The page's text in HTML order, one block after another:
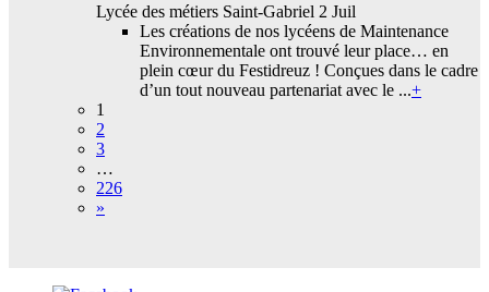
Lycée des métiers Saint-Gabriel 2 Juil
Les créations de nos lycéens de Maintenance
Environnementale ont trouvé leur place… en
plein cœur du Festidreuz ! Conçues dans le cadre
d’un tout nouveau partenariat avec le ...+
1
2
3
…
226
»